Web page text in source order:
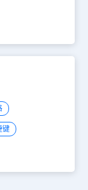
键